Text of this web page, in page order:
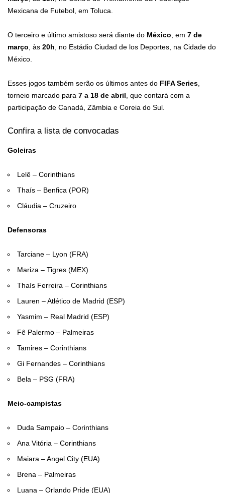
Mexicana de Futebol, em Toluca.
O terceiro e último amistoso será diante do México, em 7 de
março, às 20h, no Estádio Ciudad de los Deportes, na Cidade do
México.
Esses jogos também serão os últimos antes do FIFA Series,
torneio marcado para 7 a 18 de abril, que contará com a
participação de Canadá, Zâmbia e Coreia do Sul.
Confira a lista de convocadas
Goleiras
Lelê – Corinthians
Thaís – Benfica (POR)
Cláudia – Cruzeiro
Defensoras
Tarciane – Lyon (FRA)
Mariza – Tigres (MEX)
Thaís Ferreira – Corinthians
Lauren – Atlético de Madrid (ESP)
Yasmim – Real Madrid (ESP)
Fê Palermo – Palmeiras
Tamires – Corinthians
Gi Fernandes – Corinthians
Bela – PSG (FRA)
Meio-campistas
Duda Sampaio – Corinthians
Ana Vitória – Corinthians
Maiara – Angel City (EUA)
Brena – Palmeiras
Luana – Orlando Pride (EUA)